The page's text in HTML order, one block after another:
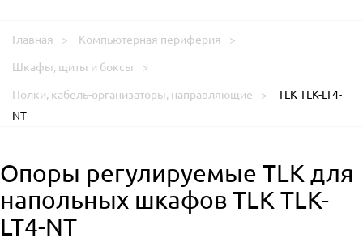
Главная
Компьютерная периферия
Шкафы, щиты и боксы
Полки, кабель-организаторы, направляющие
TLK TLK-LT4-
NT
Опоры регулируемые TLK для
напольных шкафов TLK TLK-
LT4-NT